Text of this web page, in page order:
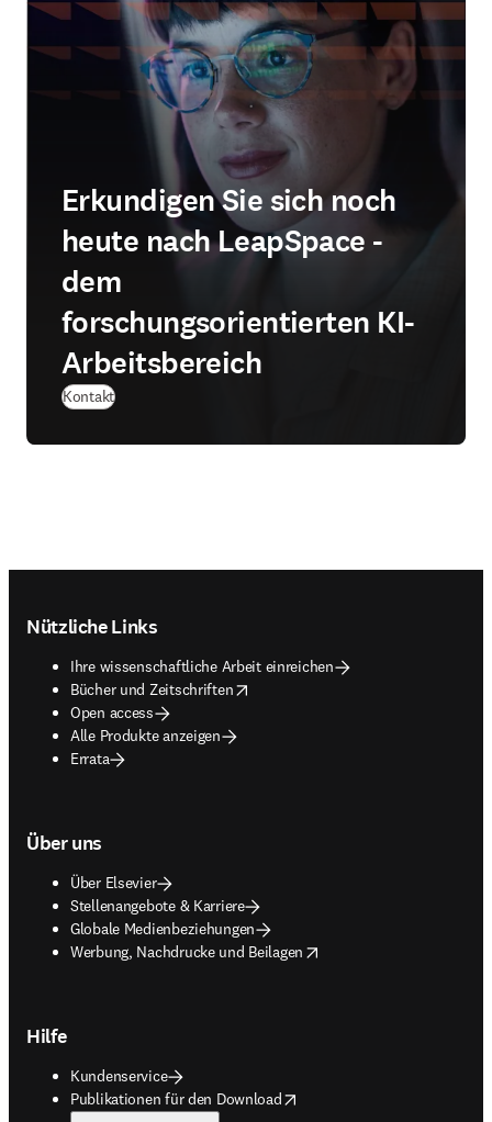
Erkundigen Sie sich noch
heute nach LeapSpace -
dem
forschungsorientierten KI-
Arbeitsbereich
Kontakt
Nützliche Links
Ihre wissenschaftliche Arbeit einreichen
Bücher und Zeitschriften
opens in new tab/window
Open access
Alle Produkte anzeigen
Errata
Über uns
Über Elsevier
Stellenangebote & Karriere
Globale Medienbeziehungen
Werbung, Nachdrucke und Beilagen
opens in new tab/window
Hilfe
Kundenservice
Publikationen für den Download
opens in new tab/window